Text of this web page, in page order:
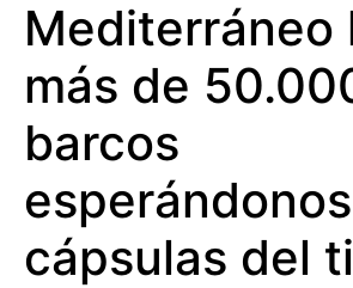
Mediterráneo
más de
barcos
cápsulas del